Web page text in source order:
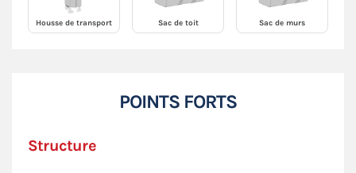
Housse de transport Sac de toit Sac de murs
POINTS FORTS
Structure